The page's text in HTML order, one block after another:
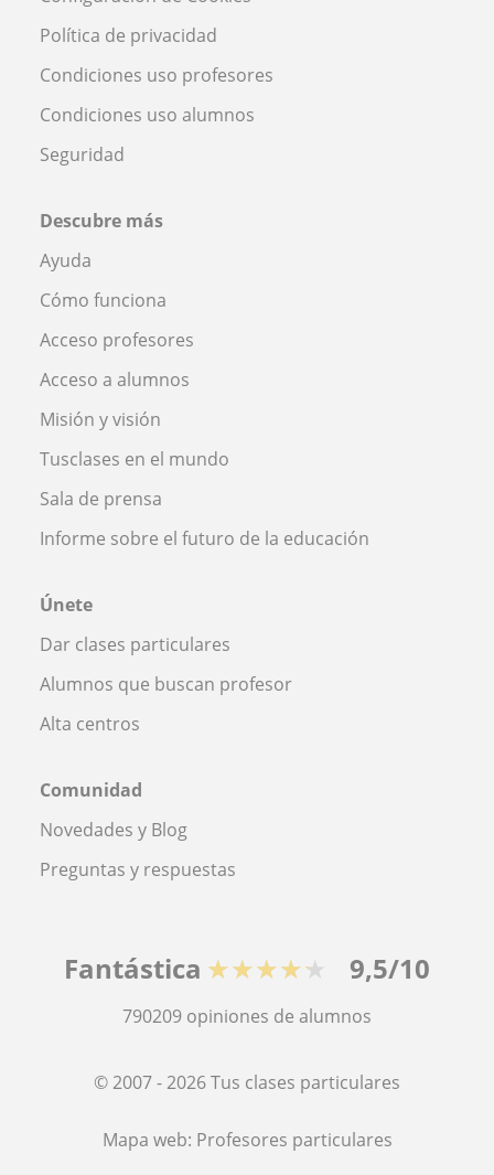
Política de privacidad
Condiciones uso profesores
Condiciones uso alumnos
Seguridad
Descubre más
Ayuda
Cómo funciona
Acceso profesores
Acceso a alumnos
Misión y visión
Tusclases en el mundo
Sala de prensa
Informe sobre el futuro de la educación
Únete
Dar clases particulares
Alumnos que buscan profesor
Alta centros
Comunidad
Novedades y Blog
Preguntas y respuestas
Fantástica ★★★★★ 9,5/10
790209 opiniones de alumnos
© 2007 - 2026 Tus clases particulares
Mapa web: Profesores particulares